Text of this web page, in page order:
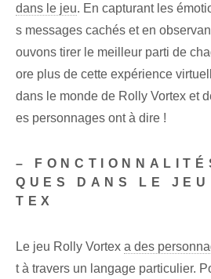
dans le jeu. En capturant les
s messages cachés et en
ouvons tirer le meilleur parti de
ore plus de cette expérience
dans le monde⁤ de Rolly​ Vortex et
es personnages⁤ ont à dire !
–
QUES DANS LE JEU
TEX
Le jeu ⁢Rolly Vortex a des
t à travers un langage particulier.